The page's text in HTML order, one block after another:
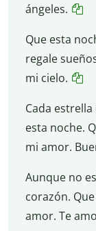
ángeles.
Que esta
regale
mi cielo.
Cada
esta noche.
mi amor.
Aunque no
corazón.
amor. Te